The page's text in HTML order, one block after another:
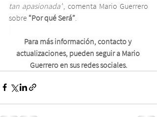
tan apasionada” , comenta Mario Guerrero
sobre “Por qué Será”
Para más información, contacto y
actualizaciones, pueden seguir a Mario
Guerrero en sus redes sociales.